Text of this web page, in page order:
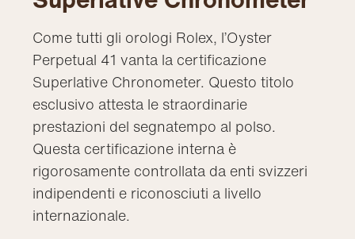
Come tutti gli orologi Rolex, l’Oyster
Perpetual 41 vanta la certificazione
Superlative Chronometer. Questo titolo
esclusivo attesta le straordinarie
prestazioni del segnatempo al polso.
Questa certificazione interna è
rigorosamente controllata da enti svizzeri
indipendenti e riconosciuti a livello
internazionale.